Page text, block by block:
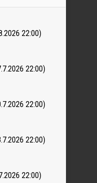
22:00)
22:00)
22:00)
22:00)
22:00)